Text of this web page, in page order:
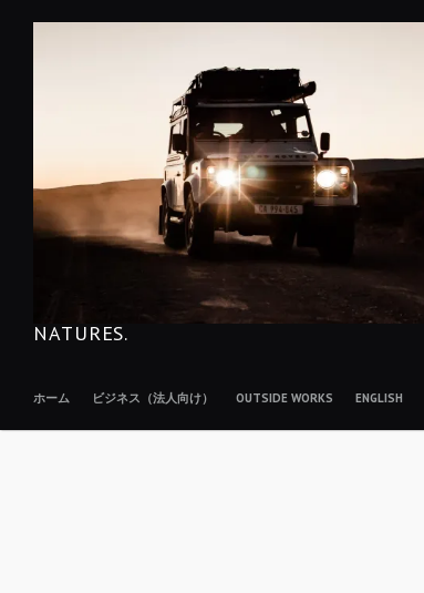
NATURES.
ホーム ビジネス（法人向け） OUTSIDE WORKS ENGLISH